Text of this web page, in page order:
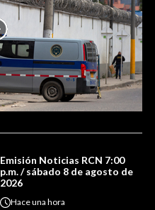
Emisión Noticias RCN 7:00
p.m. / sábado 8 de agosto de
2026
Haceuna hora